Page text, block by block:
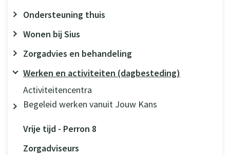
Ondersteuning thuis
Wonen bij Sius
Zorgadvies en behandeling
Werken en activiteiten (dagbesteding)
Activiteitencentra
Begeleid werken vanuit Jouw Kans
Vrije tijd - Perron 8
Zorgadviseurs